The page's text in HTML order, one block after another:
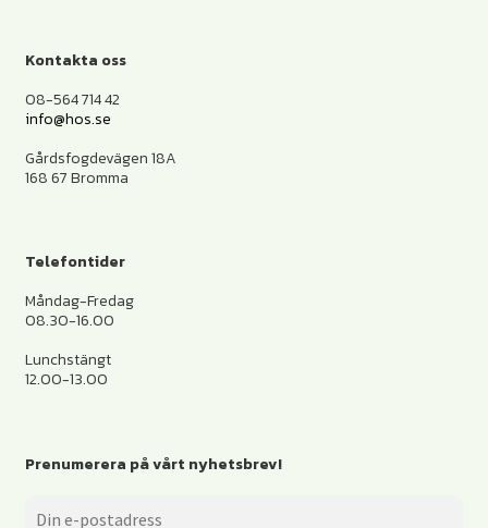
Kontakta oss
08-564 714 42
info@hos.se
Gårdsfogdevägen 18A
168 67 Bromma
Telefontider
Måndag-Fredag
08.30-16.00
Lunchstängt
12.00-13.00
Prenumerera på vårt nyhetsbrev!